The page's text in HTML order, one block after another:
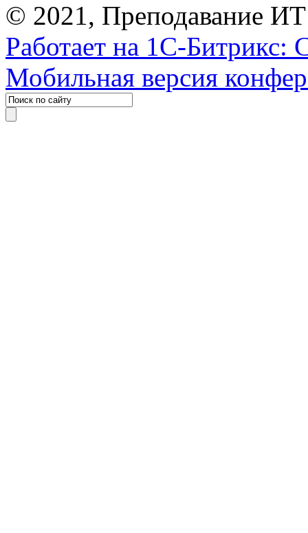
© 2021, Преподавание
Работает на 1С-Битрикс:
Мобильная версия